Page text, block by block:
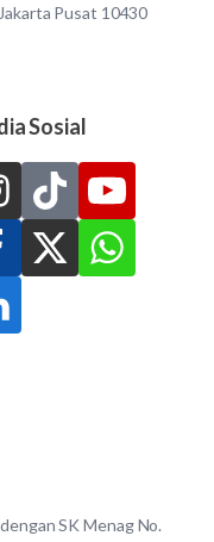
SK Menag No.
Pusat 10430
Sosial